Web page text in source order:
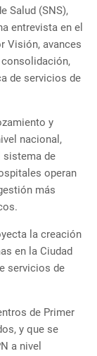
Salud (SNS),
entrevista en el
Visión, avances
de servicios de
y
nacional,
sistema de
operan
más
la creación
en la Ciudad
servicios de
de Primer
y que se
a nivel